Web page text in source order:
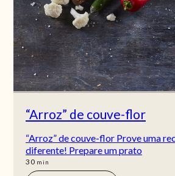
“Arroz” de couve-flor
“Arroz” de couve-flor Prove uma
diferente! Prepare um prato
30min
min